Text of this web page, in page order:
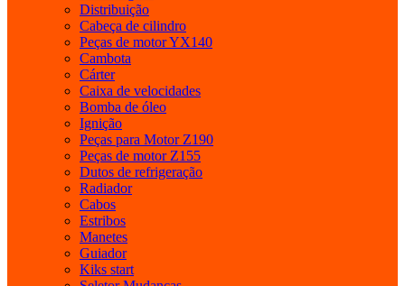
Distribuição
Cabeça de cilindro
Peças de motor YX140
Cambota
Cárter
Caixa de velocidades
Bomba de óleo
Ignição
Peças para Motor Z190
Peças de motor Z155
Dutos de refrigeração
Radiador
Cabos
Estribos
Manetes
Guiador
Kiks start